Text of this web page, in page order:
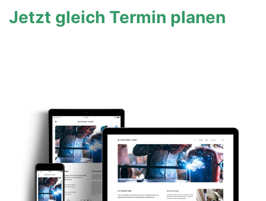
Jetzt gleich Termin planen